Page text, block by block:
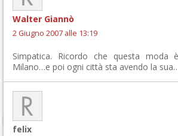
Walter Giannò
2 Giugno 2007 alle 13:19
Simpatica. Ricordo che questa
Milano…e poi ogni città sta avendo la
felix